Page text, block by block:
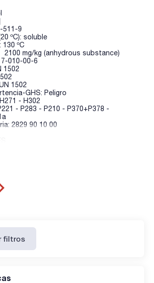
511-9
ºC): soluble
ºC
2100 mg/kg (anhydrous substance)
010-00-6
1502
1502
GHS: Peligro
- H302
- P283 - P210 - P370+P378 -
2829 90 10 00
min. 99 %
(como Cl): max. 0,005 %
0,005 %
Pb) : max. 0,001 %
%
ppm
filtros